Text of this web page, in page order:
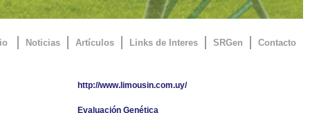
Noticias Artículos Links de Interes SRGen Contacto
http://www.limousin.com.uy/
Evaluación Genética